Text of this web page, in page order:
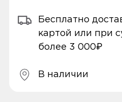
Бесплатно
картой или при
более 3 000₽
В наличии